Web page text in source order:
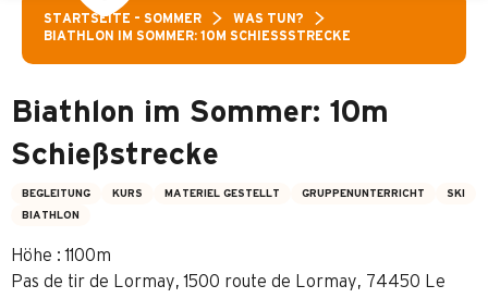
STARTSEITE – SOMMER
WAS TUN?
BIATHLON IM SOMMER: 10M SCHIESSSTRECKE
Biathlon im Sommer: 10m
Schießstrecke
BEGLEITUNG KURS MATERIEL GESTELLT GRUPPENUNTERRICHT
SKI
BIATHLON
Höhe : 1100m
Pas de tir de Lormay, 1500 route de Lormay, 74450 Le